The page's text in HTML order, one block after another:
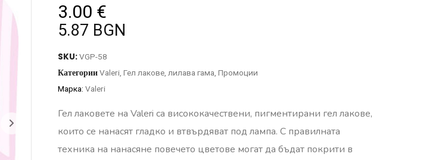
3.00 €
5.87 BGN
SKU:VGP-58
КатегорииValeri Гел лакове лилава гама Промоции
Марка: Valeri
Гел лаковете на Valeri са висококачествени, пигментирани гел лакове,
които се нанасят гладко и втвърдяват под лампа. С правилната
техника на нанасяне повечето цветове могат да бъдат покрити в